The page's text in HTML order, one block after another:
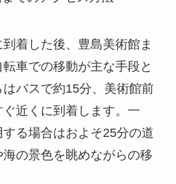
着した後、豊島美術館ま
車での移動が主な手段と
バスで約15分、美術館前
近くに到着します。一
る場合はおよそ25分の道
の景色を眺めながらの移